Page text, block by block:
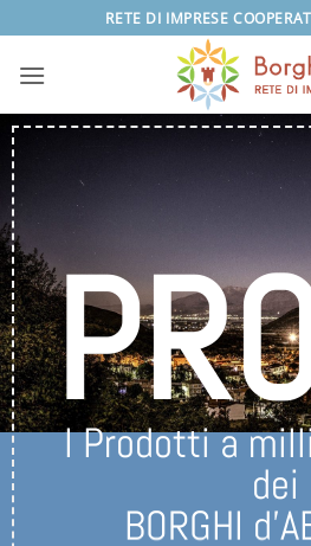
ai
contenuti
RETE DI IMPRESE
I Prodotti a
dei
BORGHI